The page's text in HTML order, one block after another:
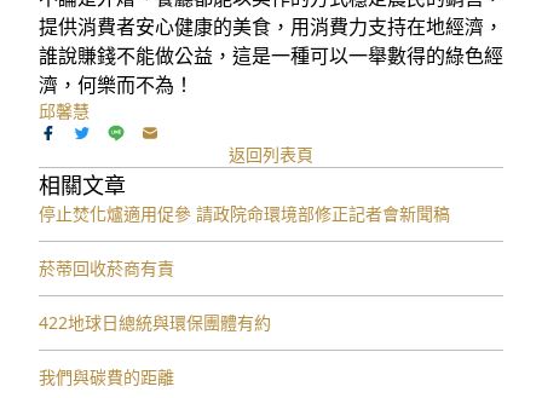
提供消費者安心健康的美食，用消費力支持在地經濟，
誰說賺錢不能做公益，這是一種可以一舉數得的綠色經
濟，何樂而不為！
邱馨慧
返回列表頁
相關文章
停止焚化爐適用促參 請政院命環境部修正記者會新聞稿
菸蒂回收菸商有責
422地球日總統與環保團體有約
我們與碳費的距離